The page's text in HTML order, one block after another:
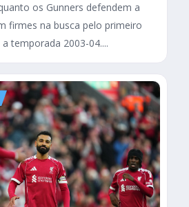
os Gunners defendem a
firmes na busca pelo primeiro
temporada 2003-04....